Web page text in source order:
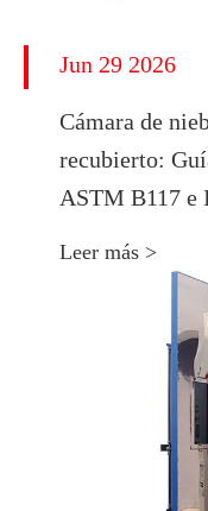
Jun 29 2026
Cámara de
recubierto:
ASTM B117 e
Leer más >